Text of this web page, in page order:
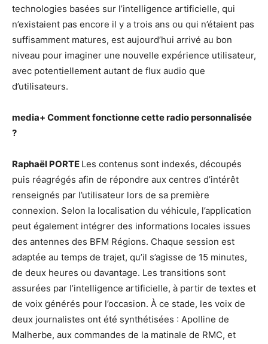
technologies basées sur l’intelligence artificielle, qui
n’existaient pas encore il y a trois ans ou qui n’étaient pas
suffisamment matures, est aujourd’hui arrivé au bon
niveau pour imaginer une nouvelle expérience utilisateur,
avec potentiellement autant de flux audio que
d’utilisateurs.
media+ Comment fonctionne cette radio personnalisée
?
Raphaël PORTE Les contenus sont indexés, découpés
puis réagrégés afin de répondre aux centres d’intérêt
renseignés par l’utilisateur lors de sa première
connexion. Selon la localisation du véhicule, l’application
peut également intégrer des informations locales issues
des antennes des BFM Régions. Chaque session est
adaptée au temps de trajet, qu’il s’agisse de 15 minutes,
de deux heures ou davantage. Les transitions sont
assurées par l’intelligence artificielle, à partir de textes et
de voix générés pour l’occasion. À ce stade, les voix de
deux journalistes ont été synthétisées : Apolline de
Malherbe, aux commandes de la matinale de RMC, et